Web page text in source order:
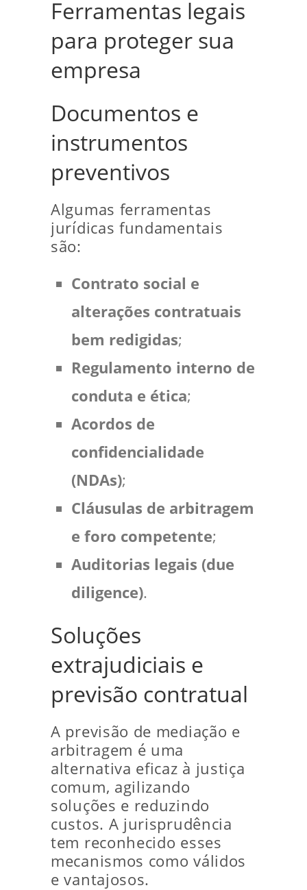
Ferramentas legais
para proteger sua
empresa
Documentos e
instrumentos
preventivos
Algumas ferramentas
jurídicas fundamentais
são:
Contrato social e
alterações contratuais
bem redigidas;
Regulamento interno de
conduta e ética;
Acordos de
confidencialidade
(NDAs);
Cláusulas de arbitragem
e foro competente;
Auditorias legais (due
diligence).
Soluções
extrajudiciais e
previsão contratual
A previsão de mediação e
arbitragem é uma
alternativa eficaz à justiça
comum, agilizando
soluções e reduzindo
custos. A jurisprudência
tem reconhecido esses
mecanismos como válidos
e vantajosos.